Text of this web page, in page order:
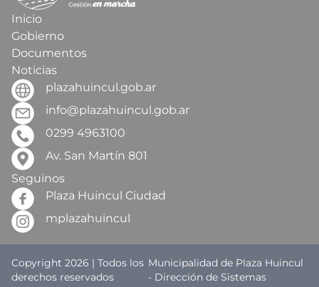
Inicio
Gobierno
Documentos
Noticias
plazahuincul.gob.ar
info@plazahuincul.gob.ar
0299 4963100
Av. San Martín 801
Seguinos
Plaza Huincul Ciudad
mplazahuincul
Copyright 2026 | Todos los
derechos reservados
Municipalidad de Plaza Huincul
- Dirección de Sistemas